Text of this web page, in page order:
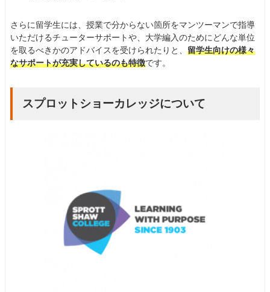
さらに留学生には、授業で分からない箇所をマンツーマンで指導
いただけるチューターサポートや、大学編入のためにどんな単位
を取るべきかのアドバイスを受けられたりと、 留学生向けの様々
なサポートが充実しているのも特徴です。
スプロットショーカレッジについて